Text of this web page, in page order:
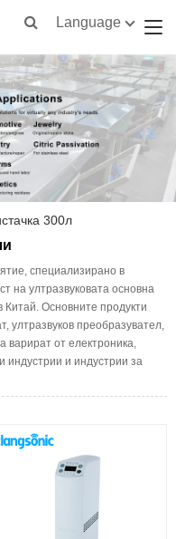
Language
300л
специализирано в
на ултразвуковата основна
Китай. Основните продукти
ултразвуков преобразувател,
варират от електроника,
индустрии и индустрии за